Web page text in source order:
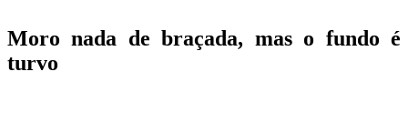
Moro nada de braçada, mas o fundo é
turvo